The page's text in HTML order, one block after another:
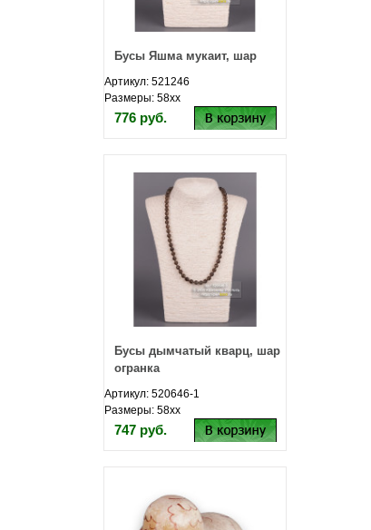
Бусы Яшма мукаит, шар
Артикул: 521246
Размеры: 58хх
776 руб.
Бусы дымчатый кварц, шар
огранка
Артикул: 520646-1
Размеры: 58хх
747 руб.